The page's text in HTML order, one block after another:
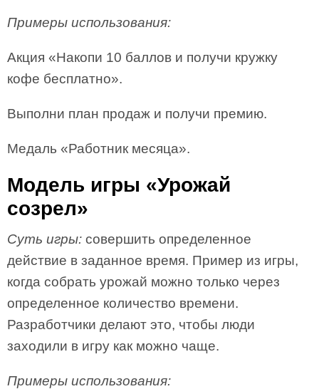
Примеры использования:
Акция «Накопи 10 баллов и получи кружку
кофе бесплатно».
Выполни план продаж и получи премию.
Медаль «Работник месяца».
Модель игры «Урожай
созрел»
Суть игры: совершить определенное
действие в заданное время. Пример из игры,
когда собрать урожай можно только через
определенное количество времени.
Разработчики делают это, чтобы люди
заходили в игру как можно чаще.
Примеры использования: